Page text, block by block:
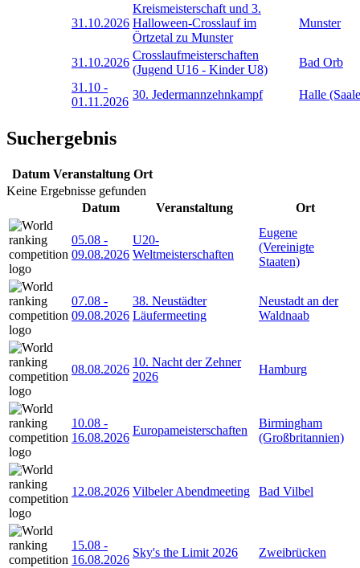
31.10.2026
Kreismeisterschaft und 3.
Halloween-Crosslauf im
Örtzetal zu Munster
Munster
31.10.2026
Crosslaufmeisterschaften
(Jugend U16 - Kinder U8)
Bad Orb
31.10 -
01.11.2026
30. Jedermannzehnkampf Halle
Suchergebnis
Datum Veranstaltung Ort
Keine Ergebnisse gefunden
Datum
Veranstaltung Ort
05.08 -
09.08.2026
U20-
Weltmeisterschaften
Eugene
(Vereinigte
Staaten)
07.08 -
09.08.2026
38. Neustädter
Läufermeeting
Neustadt an der
Waldnaab
08.08.2026
10. Nacht der Zehner
2026
Hamburg
10.08 -
16.08.2026
Europameisterschaften
Birmingham
(Großbritannien)
12.08.2026 Vilbeler Abendmeeting Bad Vilbel
15.08 -
16.08.2026
Sky's the Limit 2026 Zweibrücken